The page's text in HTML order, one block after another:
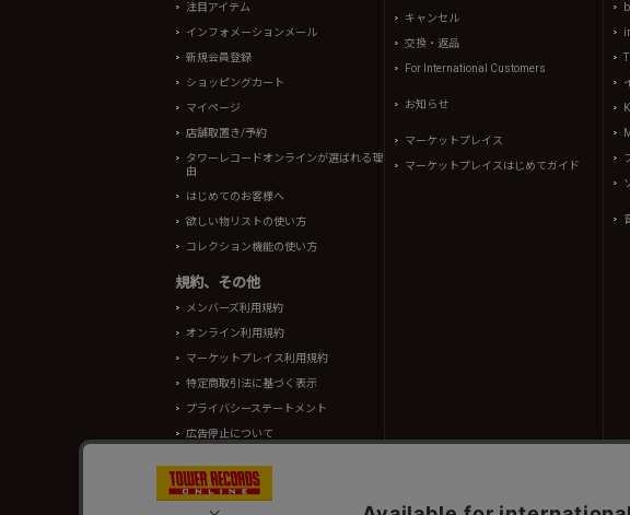
注目アイテム
インフォメーションメール
新規会員登録
ショッピングカート
マイページ
店舗取置き/予約
タワーレコードオンラインが選ばれる理
由
はじめてのお客様へ
欲しい物リストの使い方
コレクション機能の使い方
規約、その他
メンバーズ利用規約
オンライン利用規約
マーケットプレイス利用規約
特定商取引法に基づく表示
プライバシーステートメント
広告停止について
キャンセル
交換・返品
For International Customers
お知らせ
マーケットプレイス
マーケットプレイスはじめてガイド